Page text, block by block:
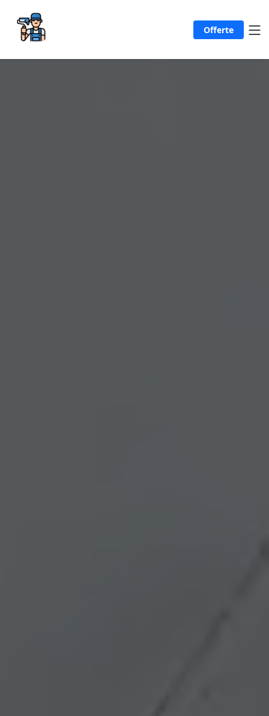
Offerte